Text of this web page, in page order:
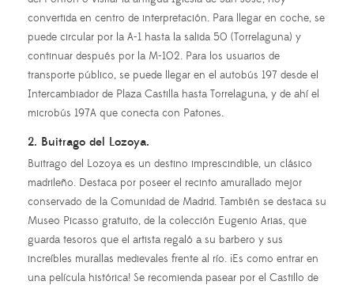
convertida en centro de interpretación. Para llegar en coche, se
puede circular por la A-1 hasta la salida 50 (Torrelaguna) y
continuar después por la M-102. Para los usuarios de
transporte público, se puede llegar en el autobús 197 desde el
Intercambiador de Plaza Castilla hasta Torrelaguna, y de ahí el
microbús 197A que conecta con Patones.
2. Buitrago del Lozoya.
Buitrago del Lozoya es un destino imprescindible, un clásico
madrileño. Destaca por poseer el recinto amurallado mejor
conservado de la Comunidad de Madrid. También se destaca su
Museo Picasso gratuito, de la colección Eugenio Arias, que
guarda tesoros que el artista regaló a su barbero y sus
increíbles murallas medievales frente al río. ¡Es como entrar en
una película histórica! Se recomienda pasear por el Castillo de